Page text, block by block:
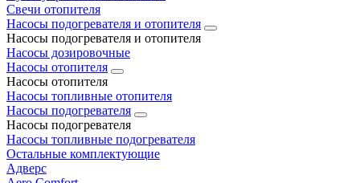
Свечи отопителя
Насосы подогревателя и отопителя
Насосы подогревателя и отопителя
Насосы дозировочные
Насосы отопителя
Насосы отопителя
Насосы топливные отопителя
Насосы подогревателя
Насосы подогревателя
Насосы топливные подогревателя
Остальные комплектующие
Адверс